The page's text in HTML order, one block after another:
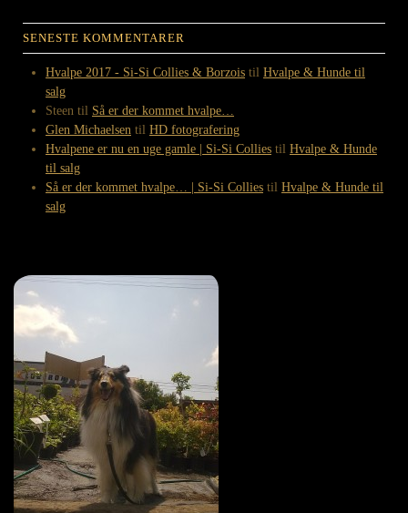
SENESTE KOMMENTARER
Hvalpe 2017 - Si-Si Collies & Borzois til Hvalpe & Hunde til
salg
Steen til Så er der kommet hvalpe…
Glen Michaelsen til HD fotografering
Hvalpene er nu en uge gamle | Si-Si Collies til Hvalpe & Hunde
til salg
Så er der kommet hvalpe… | Si-Si Collies til Hvalpe & Hunde til
salg